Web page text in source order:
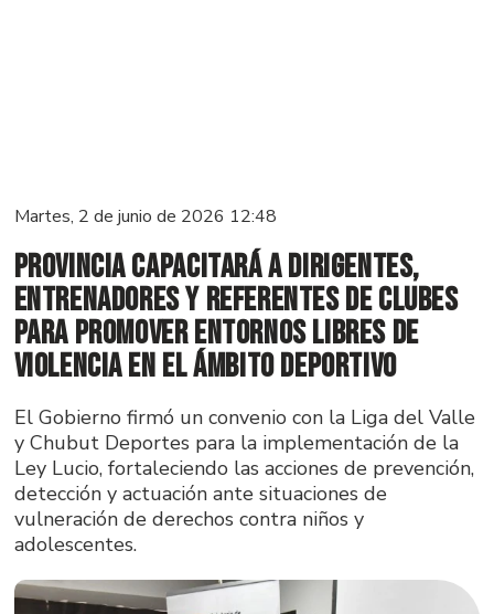
Martes, 2 de junio de 2026 12:48
Provincia capacitará a dirigentes,
entrenadores y referentes de clubes
para promover entornos libres de
violencia en el ámbito deportivo
El Gobierno firmó un convenio con la Liga del Valle
y Chubut Deportes para la implementación de la
Ley Lucio, fortaleciendo las acciones de prevención,
detección y actuación ante situaciones de
vulneración de derechos contra niños y
adolescentes.